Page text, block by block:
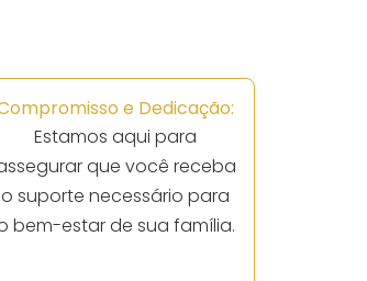
e Dedicação:
Estamos aqui para
que você receba
o suporte necessário para
bem-estar de sua família.